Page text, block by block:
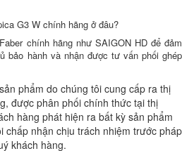
G3 W chính hãng ở đâu?
chính hãng như SAIGON HD để đảm
bảo hành và nhận được tư vấn phối ghép
phẩm do chúng tôi cung cấp ra thị
được phân phối chính thức tại thị
hàng phát hiện ra bất kỳ sản phẩm
chấp nhận chịu trách nhiệm trước pháp
khách hàng.